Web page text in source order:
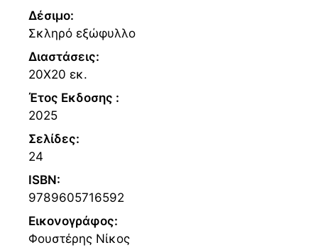
Δέσιμο:
Σκληρό εξώφυλλο
Διαστάσεις:
20Χ20 εκ.
Έτος Εκδοσης :
2025
Σελίδες:
24
ISBN:
9789605716592
Εικονογράφος:
Φουστέρης Νίκος